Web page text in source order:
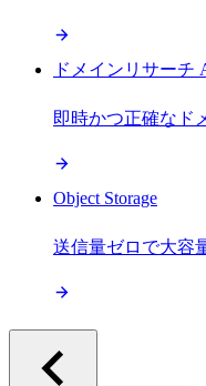
ドメインリサーチ
即時かつ正確なド
Object Storage
送信量ゼロで大容